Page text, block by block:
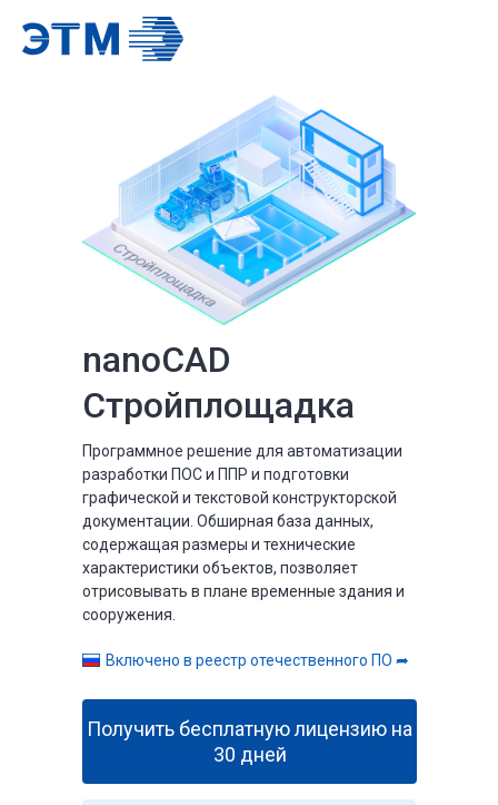
Включено в реестр отечественного ПО ➦
nanoCAD
Стройплощадка
Программное решение для автоматизации
разработки ПОС и ППР и подготовки
графической и текстовой конструкторской
документации. Обширная база данных,
содержащая размеры и технические
характеристики объектов, позволяет
отрисовывать в плане временные здания и
сооружения.
Получить бесплатную лицензию на
30 дней